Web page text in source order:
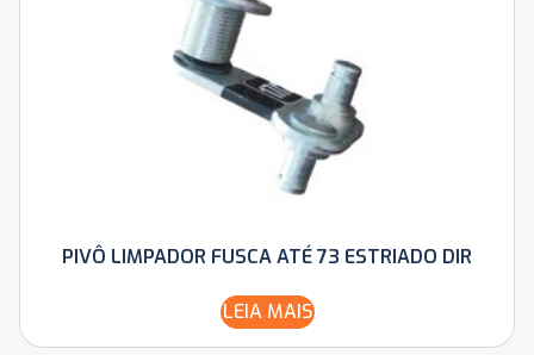
PIVÔ LIMPADOR FUSCA ATÉ 73 ESTRIADO DIR
LEIA MAIS